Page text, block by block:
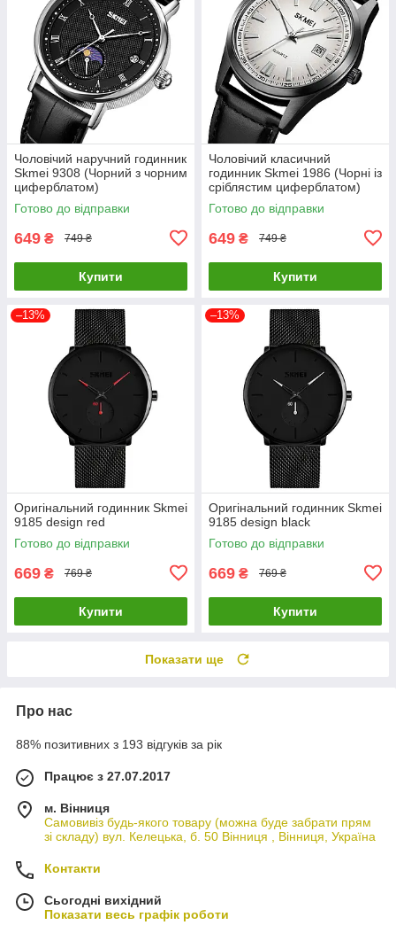
Чоловічий наручний годинник
Skmei 9308 (Чорний з чорним
циферблатом)
Готово до відправки
649 ₴ 749 ₴
Купити
Чоловічий класичний
годинник Skmei 1986 (Чорні із
сріблястим циферблатом)
Готово до відправки
649 ₴ 749 ₴
Купити
–13%
Оригінальний годинник Skmei
9185 design red
Готово до відправки
669 ₴ 769 ₴
Купити
–13%
Оригінальний годинник Skmei
9185 design black
Готово до відправки
669 ₴ 769 ₴
Купити
Показати ще
Про нас
88% позитивних з 193 відгуків за рік
Працює з 27.07.2017
м. Вінниця
Самовивіз будь-якого товару (можна буде забрати прям
зі складу) вул. Келецька, б. 50 Вінниця , Вінниця, Україна
Контакти
Сьогодні вихідний
Показати весь графік роботи